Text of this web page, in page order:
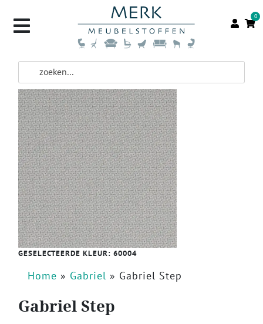
0
GESELECTEERDE KLEUR: 60004
Home » Gabriel » Gabriel Step
Gabriel Step